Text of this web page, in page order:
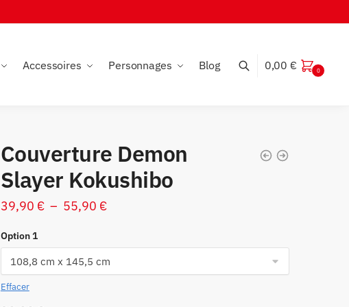
Accessoires Personnages Blog 0,00 € 0
Couverture Demon
Slayer Kokushibo
39,90 € – 55,90 €Plage
prix :
39,90 €
Option 1
Effacer